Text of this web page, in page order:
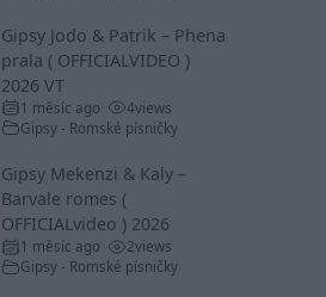
Gipsy Jodo & Patrik – Phena
prala ( OFFICIALVIDEO )
2026 VT
1 měsíc ago 4views
Gipsy - Romské písničky
Gipsy Mekenzi & Kaly –
Barvale romes (
OFFICIALvideo ) 2026
1 měsíc ago 2views
Gipsy - Romské písničky